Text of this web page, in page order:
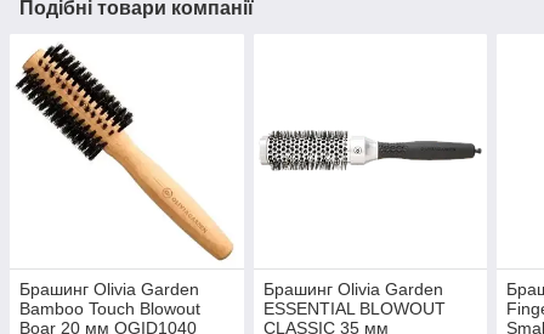
Подібні товари компанії
Брашинг Olivia Garden
Bamboo Touch Blowout
Boar 20 мм OGID1040
Брашинг Olivia Garden
ESSENTIAL BLOWOUT
CLASSIC 35 мм